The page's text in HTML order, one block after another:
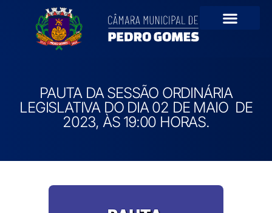
PAUTA DA SESSÃO ORDINÁRIA
LEGISLATIVA DO DIA 02 DE MAIO DE
2023, ÀS 19:00 HORAS.